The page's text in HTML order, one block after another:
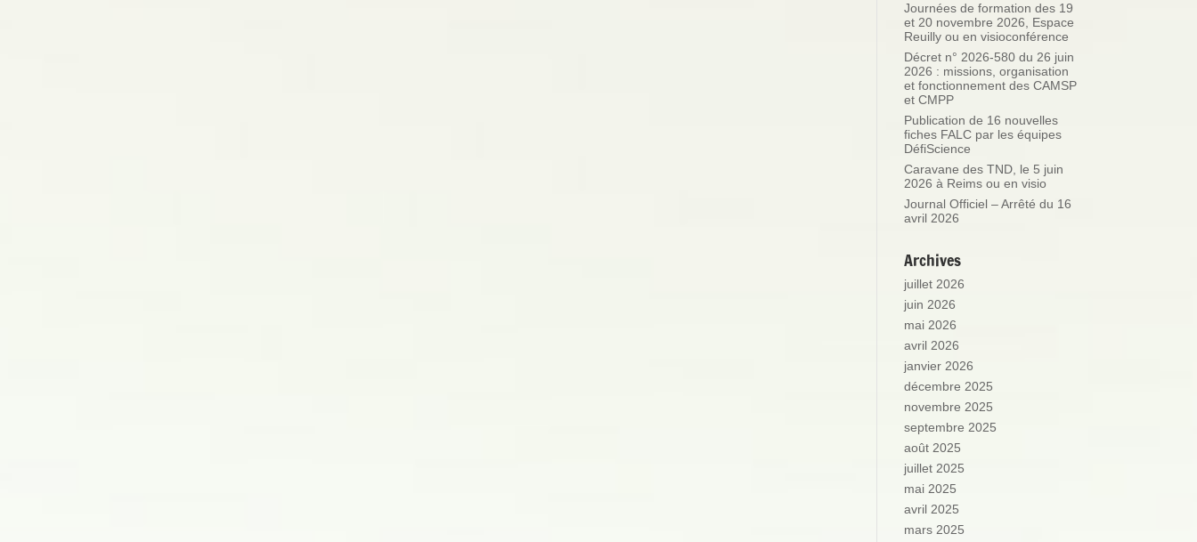
Journées de formation des 19
et 20 novembre 2026, Espace
Reuilly ou en visioconférence
Décret n° 2026-580 du 26 juin
2026 : missions, organisation
et fonctionnement des CAMSP
et CMPP
Publication de 16 nouvelles
fiches FALC par les équipes
DéfiScience
Caravane des TND, le 5 juin
2026 à Reims ou en visio
Journal Officiel – Arrêté du 16
avril 2026
Archives
juillet 2026
juin 2026
mai 2026
avril 2026
janvier 2026
décembre 2025
novembre 2025
septembre 2025
août 2025
juillet 2025
mai 2025
avril 2025
mars 2025